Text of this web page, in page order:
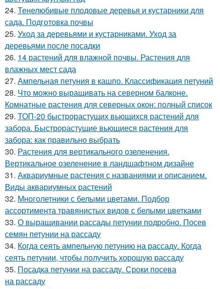
24. Тенелюбивые плодовые деревья и кустарники для
сада. Подготовка почвы
25. Уход за деревьями и кустарниками. Уход за
деревьями после посадки
26. 14 растений для влажной почвы. Растения для
влажных мест сада
27. Ампельная петуния в кашпо. Классификация петуний
28. Что можно выращивать на северном балконе.
Комнатные растения для северных окон: полный список
29. ТОП-20 быстрорастущих вьющихся растений для
забора. Быстрорастущие вьющиеся растения для
забора: как правильно выбрать
30. Растения для вертикального озеленения.
Вертикальное озеленение в ландшафтном дизайне
31. Аквариумные растения с названиями и описанием.
Виды аквариумных растений
32. Многолетники с белыми цветами. Подбор
ассортимента травянистых видов с белыми цветками
33. О выращивании рассады петунии подробно. Посев
семян петунии на рассаду
34. Когда сеять ампельную петунию на рассаду. Когда
сеять петунии, чтобы получить хорошую рассаду
35. Посадка петунии на рассаду. Сроки посева
на рассаду